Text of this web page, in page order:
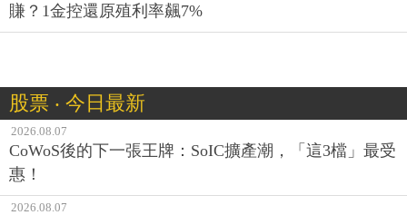
賺？1金控還原殖利率飆7%
股票 ‧ 今日最新
2026.08.07
CoWoS後的下一張王牌：SoIC擴產潮，「這3檔」最受
惠！
2026.08.07